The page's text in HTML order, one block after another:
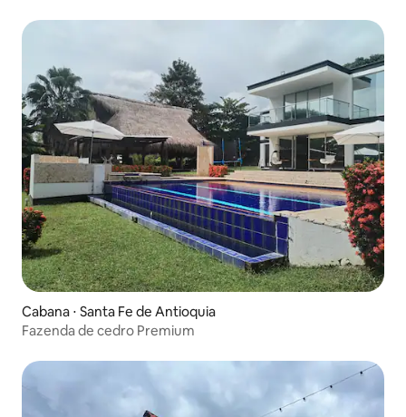
Cabana ⋅ Santa Fe de Antioquia
Fazenda de cedro Premium